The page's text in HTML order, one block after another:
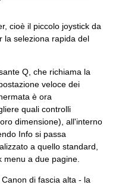
cioè il piccolo joystick da
la seleziona rapida del
Q, che richiama la
veloce dei
è ora
quali controlli
dimensione), all'interno
Info si passa
a quello standard,
a due pagine.
di fascia alta - la